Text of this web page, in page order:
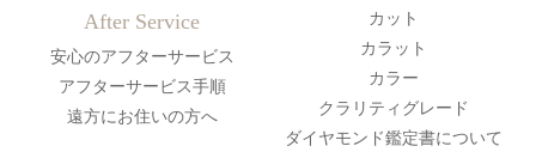
After Service
安心のアフターサービス
アフターサービス手順
遠方にお住いの方へ
カット
カラット
カラー
クラリティグレード
ダイヤモンド鑑定書について